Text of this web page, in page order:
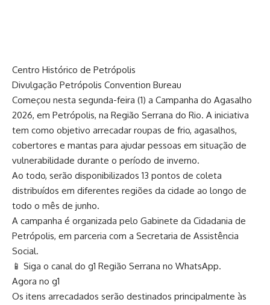
Centro Histórico de Petrópolis
Divulgação Petrópolis Convention Bureau
Começou nesta segunda-feira (1) a Campanha do Agasalho
2026, em Petrópolis, na Região Serrana do Rio. A iniciativa
tem como objetivo arrecadar roupas de frio, agasalhos,
cobertores e mantas para ajudar pessoas em situação de
vulnerabilidade durante o período de inverno.
Ao todo, serão disponibilizados 13 pontos de coleta
distribuídos em diferentes regiões da cidade ao longo de
todo o mês de junho.
A campanha é organizada pelo Gabinete da Cidadania de
Petrópolis, em parceria com a Secretaria de Assistência
Social.
📱 Siga o canal do g1 Região Serrana no WhatsApp.
Agora no g1
Os itens arrecadados serão destinados principalmente às